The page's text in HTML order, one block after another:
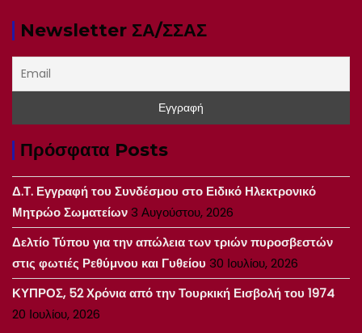
Newsletter ΣΑ/ΣΣΑΣ
Πρόσφατα Posts
Δ.Τ. Εγγραφή του Συνδέσμου στο Ειδικό Ηλεκτρονικό
Μητρώο Σωματείων3 Αυγούστου, 2026
Δελτίο Τύπου για την απώλεια των τριών πυροσβεστών
στις φωτιές Ρεθύμνου και Γυθείου 30 Ιουλίου, 2026
ΚΥΠΡΟΣ, 52 Χρόνια από την Τουρκική Εισβολή του 1974
20 Ιουλίου, 2026